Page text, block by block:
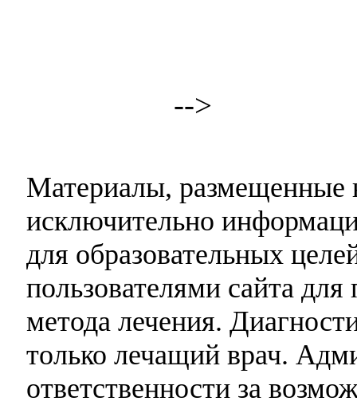
-->
Материалы, размещенные
исключительно
для образовательных
пользователями сайта
метода лечения.
только лечащий врач.
ответственности за